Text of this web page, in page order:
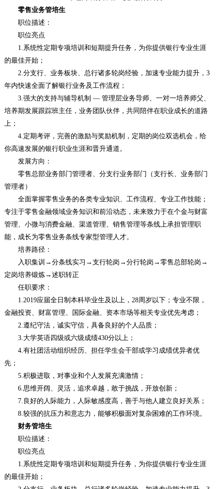
零售业务管培生
职位描述：
职位亮点
1.系统性定期专项培训和短期提升任务，为你提供银行专业生涯
的最佳开始；
2.分支行、业务板块、总行诸多轮岗经验，加速专业能力提升，3
年内快速全面了解银行业务及工作流程；
3.强大的支持与辅导机制 — 管理层业务导师、一对一培养师父、
培养期发展跟踪班主任，业务团队伙伴，共同陪伴在职业成长的道路
上；
4.定期考评，完善的激励与奖励机制，定期的岗位双选机会，给
你高速发展的银行职业生涯和晋升通道。
发展方向：
零售总部业务部门管理者、分支行业务部门（支行长、业务部门
管理者）
全面掌握零售业务的各类专业知识、工作流程、专业工作技能；
专注于零售金融领域业务知识和前沿动态，未来致力于在个金与财富
管理、小微与消费金融、渠道管理、销售管理等条线上承担管理职
能，成长为零售业务条线专家型管理人才。
培养路径：
入职集训→分条线实习→支行轮岗→分行轮岗→零售总部轮岗→
定岗培养锻炼→述职转正
任职要求：
1.2019应届全日制本科毕业生及以上，28周岁以下；专业不限，
金融投资、财富管理、国际金融、资本市场等相关专业优先考虑；
2.遵纪守法，诚实守信，具备良好的个人品质；
3.大学英语四级或六级成绩430分以上；
4.有社团活动组织经历、担任学生会干部或学习成绩优异者优
先；
5.积极进取，对事业和个人发展充满激情；
6.思维开阔、灵活，追求卓越，敢于挑战，开放创新；
7.良好的人际能力，人际敏感度高，善于与他人建立良好关系；
8.较强的抗压力和意志力，能够积极面对复杂困难的工作环境。
财务管培生
职位描述：
职位亮点
1.系统性定期专项培训和短期提升任务，为你提供银行专业生涯
的最佳开始；